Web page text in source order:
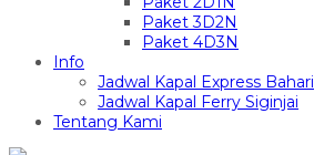
Paket 3D2N
Paket 4D3N
Info
Jadwal Kapal Express Bahari
Jadwal Kapal Ferry Siginjai
Tentang Kami